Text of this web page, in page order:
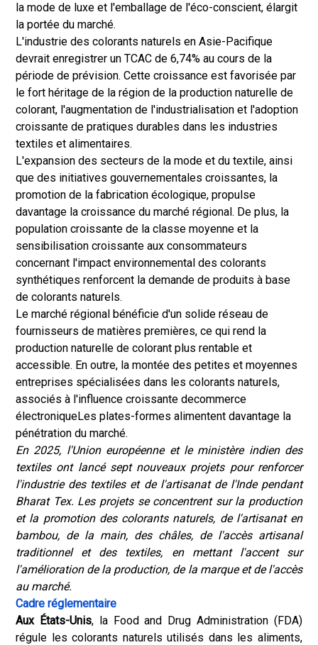
la mode de luxe et l'emballage de l'éco-conscient, élargit
la portée du marché.
L'industrie des colorants naturels en Asie-Pacifique
devrait enregistrer un TCAC de 6,74% au cours de la
période de prévision. Cette croissance est favorisée par
le fort héritage de la région de la production naturelle de
colorant, l'augmentation de l'industrialisation et l'adoption
croissante de pratiques durables dans les industries
textiles et alimentaires.
L'expansion des secteurs de la mode et du textile, ainsi
que des initiatives gouvernementales croissantes, la
promotion de la fabrication écologique, propulse
davantage la croissance du marché régional. De plus, la
population croissante de la classe moyenne et la
sensibilisation croissante aux consommateurs
concernant l'impact environnemental des colorants
synthétiques renforcent la demande de produits à base
de colorants naturels.
Le marché régional bénéficie d'un solide réseau de
fournisseurs de matières premières, ce qui rend la
production naturelle de colorant plus rentable et
accessible. En outre, la montée des petites et moyennes
entreprises spécialisées dans les colorants naturels,
associés à l'influence croissante decommerce
électroniqueLes plates-formes alimentent davantage la
pénétration du marché.
En 2025, l'Union européenne et le ministère indien des
textiles ont lancé sept nouveaux projets pour renforcer
l'industrie des textiles et de l'artisanat de l'Inde pendant
Bharat Tex. Les projets se concentrent sur la production
et la promotion des colorants naturels, de l'artisanat en
bambou, de la main, des châles, de l'accès artisanal
traditionnel et des textiles, en mettant l'accent sur
l'amélioration de la production, de la marque et de l'accès
au marché.
Cadre réglementaire
Aux États-Unis, la Food and Drug Administration (FDA)
régule les colorants naturels utilisés dans les aliments,